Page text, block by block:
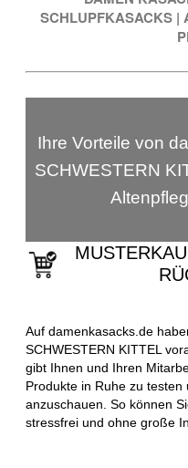
SCHLUPFKASACKS |
Ihre Vorteile von
SCHWESTERN
Auf damenkasacks.de
SCHWESTERN KITTEL
gibt Ihnen und Ihren
Produkte in Ruhe zu testen
anzuschauen. So können
stressfrei und ohne große